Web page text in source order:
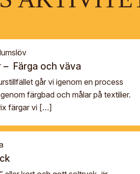
– Färga och väva
går vi igenom en process
färgbad och målar på textilier.
färgar vi […]